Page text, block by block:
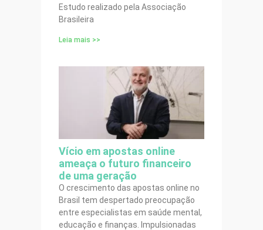
Estudo realizado pela Associação
Brasileira
Leia mais >>
Vício em apostas online
ameaça o futuro financeiro
de uma geração
O crescimento das apostas online no
Brasil tem despertado preocupação
entre especialistas em saúde mental,
educação e finanças. Impulsionadas